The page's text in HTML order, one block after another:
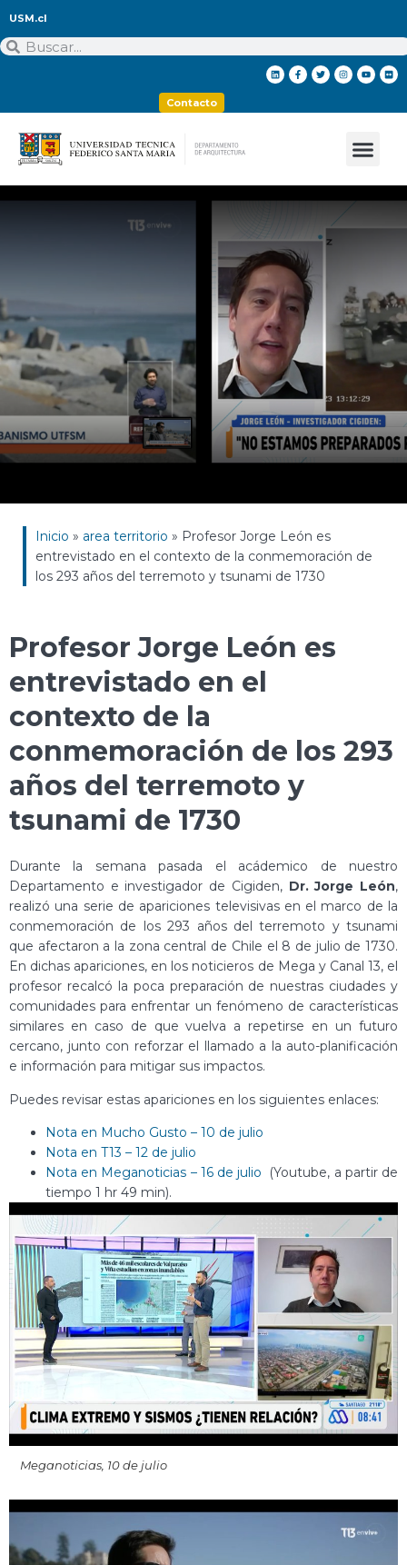
USM.cl
Contacto
Inicio » area territorio » Profesor Jorge León es
entrevistado en el contexto de la conmemoración de
los 293 años del terremoto y tsunami de 1730
Profesor Jorge León es
entrevistado en el
contexto de la
conmemoración de los 293
años del terremoto y
tsunami de 1730
Durante la semana pasada el acádemico de nuestro
Departamento e investigador de Cigiden, Dr. Jorge León,
realizó una serie de apariciones televisivas en el marco de la
conmemoración de los 293 años del terremoto y tsunami
que afectaron a la zona central de Chile el 8 de julio de 1730.
En dichas apariciones, en los noticieros de Mega y Canal 13, el
profesor recalcó la poca preparación de nuestras ciudades y
comunidades para enfrentar un fenómeno de características
similares en caso de que vuelva a repetirse en un futuro
cercano, junto con reforzar el llamado a la auto-planificación
e información para mitigar sus impactos.
Puedes revisar estas apariciones en los siguientes enlaces:
Nota en Mucho Gusto – 10 de julio
Nota en T13 – 12 de julio
Nota en Meganoticias – 16 de julio (Youtube, a partir de
tiempo 1 hr 49 min).
Meganoticias, 10 de julio